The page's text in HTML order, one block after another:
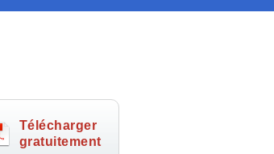
Télécharger
gratuitement